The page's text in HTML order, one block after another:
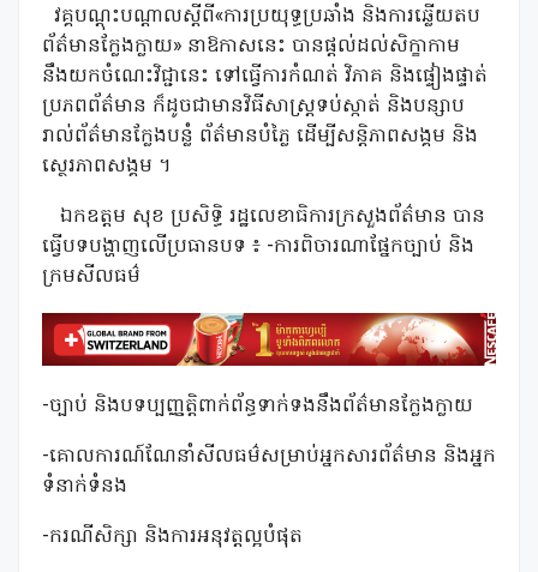
វគ្គបណ្តុះបណ្តាលស្តីពី«ការប្រយុទ្ធប្រឆាំង និងការឆ្លើយតប
ព័ត៌មានក្លែងក្លាយ» នាឱកាសនេះ បានផ្តល់ដល់សិក្ខាកាម
នឹងយកចំណេះវិជ្ជានេះ ទៅធ្វើការកំណត់ វិភាគ និងផ្ទៀងផ្ទាត់
ប្រភពព័ត៌មាន ក៏ដូចជាមានវិធីសាស្ត្រទប់ស្កាត់ និងបន្សាប
រាល់ព័ត៌មានក្លែងបន្លំ ព័ត៌មានបំភ្លៃ ដើម្បីសន្តិភាពសង្គម និង
ស្ថេរភាពសង្គម ។
ឯកឧត្តម សុខ ប្រសិទ្ធិ រដ្ឋលេខាធិការក្រសួងព័ត៌មាន បាន
ធ្វើបទបង្ហាញលើប្រធានបទ ៖ -ការពិចារណាផ្នែកច្បាប់ និង
ក្រមសីលធម៌
-ច្បាប់ និងបទប្បញ្ញត្តិពាក់ព័ន្ធទាក់ទងនឹងព័ត៌មានក្លែងក្លាយ
-គោលការណ៍ណែនាំសីលធម៌សម្រាប់អ្នកសារព័ត៌មាន និងអ្នក
ទំនាក់ទំនង
-ករណីសិក្សា និងការអនុវត្តល្អបំផុត